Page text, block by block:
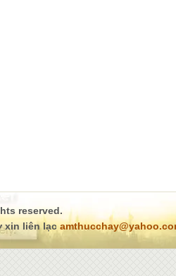
reserved.
xin liên lạc